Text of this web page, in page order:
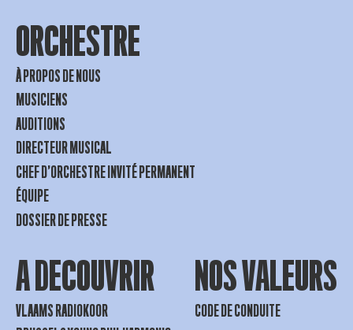
ORCHESTRE
À PROPOS DE NOUS
MUSICIENS
AUDITIONS
DIRECTEUR MUSICAL
CHEF D’ORCHESTRE INVITÉ PERMANENT
ÉQUIPE
DOSSIER DE PRESSE
A DECOUVRIR
VLAAMS RADIOKOOR
NOS VALEURS
CODE DE CONDUITE